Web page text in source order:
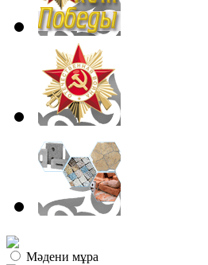
Мәдени мұра